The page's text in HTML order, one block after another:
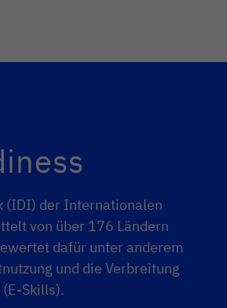
(IDI) der Internationalen
von über 176 Ländern
dafür unter anderem
und die Verbreitung
Skills).